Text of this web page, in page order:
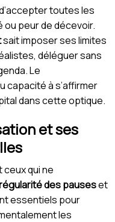
toutes les
ou peur de décevoir.
sait imposer ses limites
déléguer sans
Le
capacité à s’affirmer
dans cette optique.
et ses
qui ne
des pauseset
essentiels pour
les